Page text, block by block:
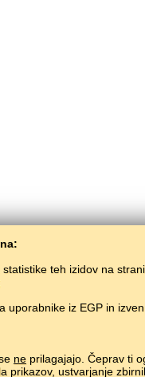
teh izidov na
iz EGP in
ne prilagajajo. Čeprav ti
prikazov, ustvarjanje
v slikah